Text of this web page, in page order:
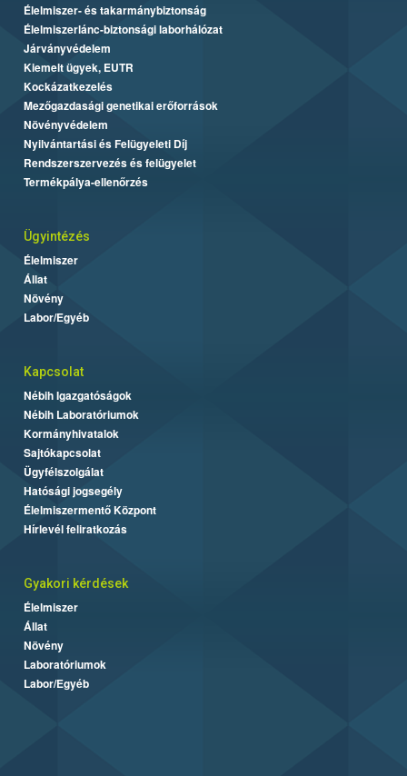
Élelmiszer- és takarmánybiztonság
Élelmiszerlánc-biztonsági laborhálózat
Járványvédelem
Kiemelt ügyek, EUTR
Kockázatkezelés
Mezőgazdasági genetikai erőforrások
Növényvédelem
Nyilvántartási és Felügyeleti Díj
Rendszerszervezés és felügyelet
Termékpálya-ellenőrzés
Ügyintézés
Élelmiszer
Állat
Növény
Labor/Egyéb
Kapcsolat
Nébih Igazgatóságok
Nébih Laboratóriumok
Kormányhivatalok
Sajtókapcsolat
Ügyfélszolgálat
Hatósági jogsegély
Élelmiszermentő Központ
Hírlevél feliratkozás
Gyakori kérdések
Élelmiszer
Állat
Növény
Laboratóriumok
Labor/Egyéb